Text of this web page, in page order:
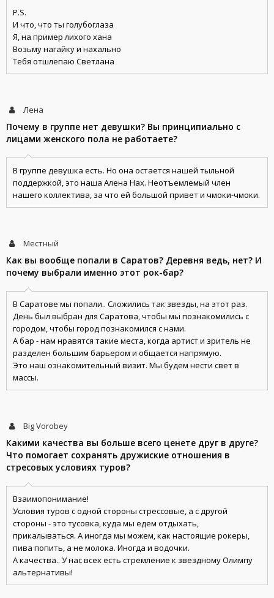
P.S.
И что, что ты голубоглаза
Я, на пример лихого хана
Возьму нагайку и нахально
Тебя отшлепаю Светлана
Лена
Почему в группе нет девушки? Вы принципиально с
лицами женского пола не работаете?
В группе девушка есть. Но она остается нашей тыльной
поддержкой, это наша Алена Нах. Неотъемлемый член
нашего коллектива, за что ей большой привет и чмоки-чмоки.
Местный
Как вы вообще попали в Саратов? Деревня ведь, нет? И
почему выбрали именно этот рок-бар?
В Саратове мы попали.. Сложились так звезды, на этот раз.
День был выбран для Саратова, чтобы мы познакомились с
городом, чтобы город познакомился с нами.
А бар - нам нравятся такие места, когда артист и зритель не
разделен большим барьером и общается напрямую.
Это наш ознакомительный визит. Мы будем нести свет в
массы.
Big Vorobey
Какими качества вы больше всего ценете друг в друге?
Что помогает сохранять дружиские отношения в
стресовых условиях туров?
Взаимопонимание!
Условия туров с одной стороны стрессовые, а с другой
стороны - это тусовка, куда мы едем отдыхать,
прикалываться. А иногда мы можем, как настоящие рокеры,
пива попить, а не молока. Иногда и водочки.
А качества.. У нас всех есть стремление к звездному Олимпу
альтернативы!